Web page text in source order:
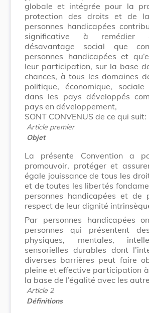
globale et intégrée pour la
protection des droits et de
personnes handicapées
significative à remédier
désavantage social que
personnes handicapées et
leur participation, sur la base
chances, à tous les domaines
politique, économique,
dans les pays développés
pays en développement,
SONT CONVENUS de ce qui suit:
Article premier
Objet
La présente Convention a
promouvoir, protéger et
égale jouissance de tous les
et de toutes les libertés
personnes handicapées et de
respect de leur dignité
Par personnes handicapées
personnes qui présentent
physiques, mentales,
sensorielles durables dont
diverses barrières peut faire
pleine et effective participation
la base de l’égalité avec les
Article 2
Définitions